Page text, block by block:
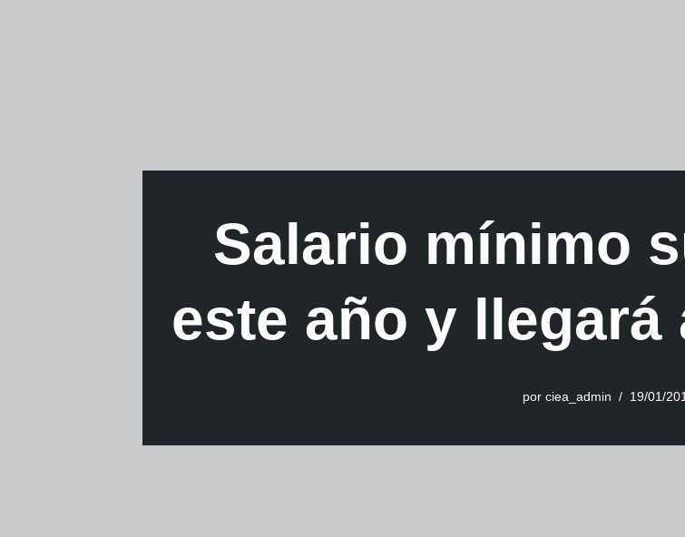
Salario mínimo
este año y llegará
por ciea_admin 19/01/